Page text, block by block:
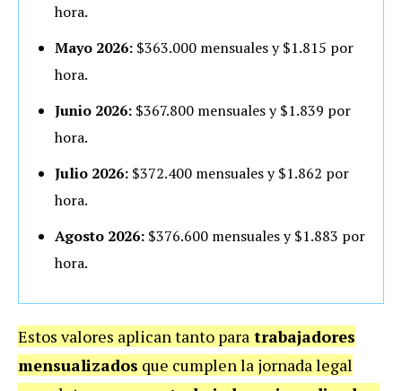
hora.
Mayo 2026: $363.000 mensuales y $1.815 por
hora.
Junio 2026: $367.800 mensuales y $1.839 por
hora.
Julio 2026: $372.400 mensuales y $1.862 por
hora.
Agosto 2026: $376.600 mensuales y $1.883 por
hora.
Estos valores aplican tanto para trabajadores
mensualizados que cumplen la jornada legal